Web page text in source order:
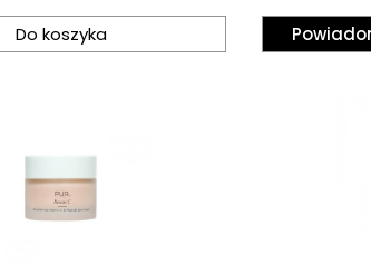
Do koszyka